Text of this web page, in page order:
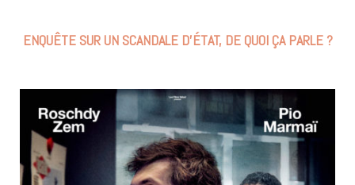
ENQUÊTE SUR UN SCANDALE D’ÉTAT, DE QUOI ÇA PARLE ?